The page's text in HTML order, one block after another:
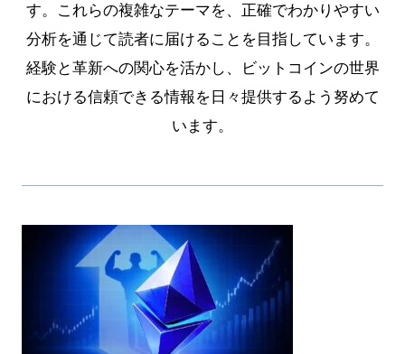
す。これらの複雑なテーマを、正確でわかりやすい
分析を通じて読者に届けることを目指しています。
経験と革新への関心を活かし、ビットコインの世界
における信頼できる情報を日々提供するよう努めて
います。